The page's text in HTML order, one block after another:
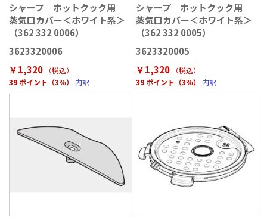
シャープ ホットクック用
蒸気口カバー＜ホワイト系＞
（362 332 0006）
3623320006
￥1,320
（税込）
39 ポイント（3％）
内訳
シャープ ホットクック用
蒸気口カバー＜ホワイト系＞
（362 332 0005）
3623320005
￥1,320
（税込）
39 ポイント（3％）
内訳